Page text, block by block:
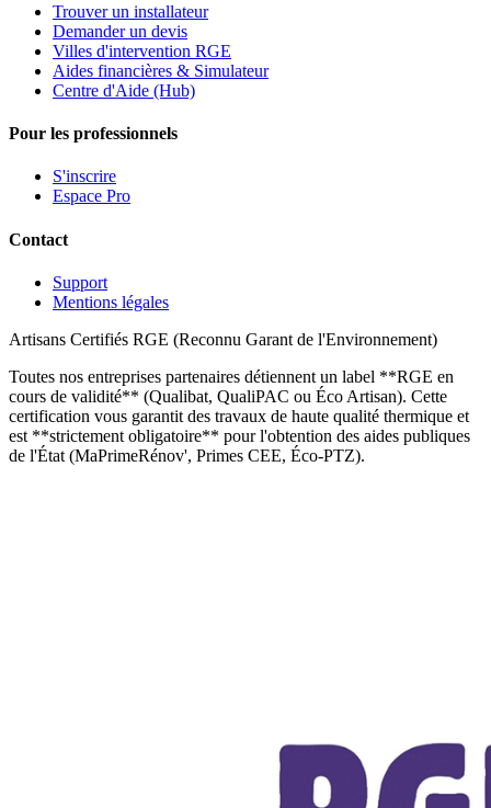
Trouver un installateur
Demander un devis
Villes d'intervention RGE
Aides financières & Simulateur
Centre d'Aide (Hub)
Pour les professionnels
S'inscrire
Espace Pro
Contact
Support
Mentions légales
Artisans Certifiés RGE (Reconnu Garant de l'Environnement)
Toutes nos entreprises partenaires détiennent un label **RGE en
cours de validité** (Qualibat, QualiPAC ou Éco Artisan). Cette
certification vous garantit des travaux de haute qualité thermique et
est **strictement obligatoire** pour l'obtention des aides publiques
de l'État (MaPrimeRénov', Primes CEE, Éco-PTZ).